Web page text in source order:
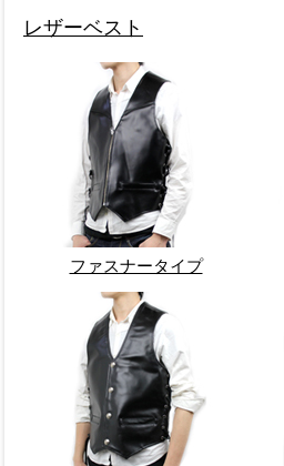
レザーベスト
ファスナータイプ